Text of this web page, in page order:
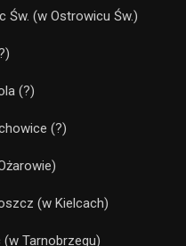
Św. (w Ostrowicu Św.)
(?)
(?)
(w Kielcach)
(w Tarnobrzegu)